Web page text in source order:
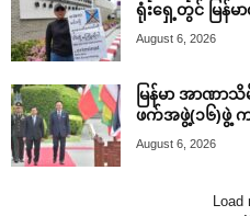
ရုံးရှေ့တွင် မြန်မ
August 6, 2026
မြန်မာ အာဏာ
ဖက်အဖွဲ့(၁၆)ဖွဲ့
August 6, 2026
Load